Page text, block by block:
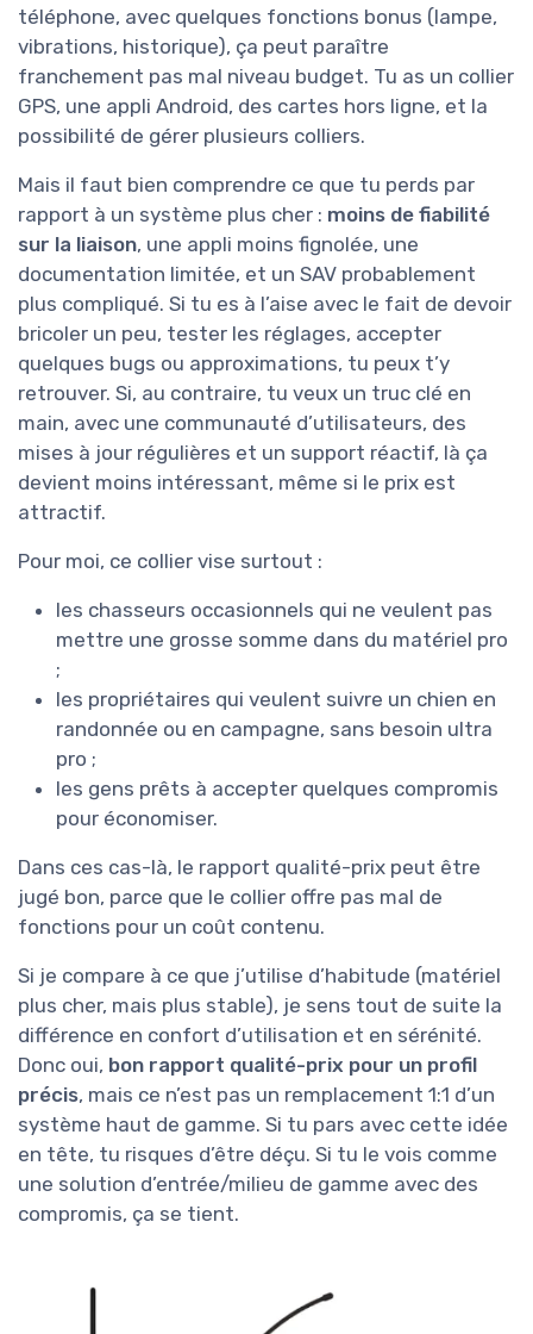
téléphone, avec quelques fonctions bonus (lampe,
vibrations, historique), ça peut paraître
franchement pas mal niveau budget. Tu as un collier
GPS, une appli Android, des cartes hors ligne, et la
possibilité de gérer plusieurs colliers.
Mais il faut bien comprendre ce que tu perds par
rapport à un système plus cher : moins de fiabilité
sur la liaison, une appli moins fignolée, une
documentation limitée, et un SAV probablement
plus compliqué. Si tu es à l’aise avec le fait de devoir
bricoler un peu, tester les réglages, accepter
quelques bugs ou approximations, tu peux t’y
retrouver. Si, au contraire, tu veux un truc clé en
main, avec une communauté d’utilisateurs, des
mises à jour régulières et un support réactif, là ça
devient moins intéressant, même si le prix est
attractif.
Pour moi, ce collier vise surtout :
les chasseurs occasionnels qui ne veulent pas
mettre une grosse somme dans du matériel pro
;
les propriétaires qui veulent suivre un chien en
randonnée ou en campagne, sans besoin ultra
pro ;
les gens prêts à accepter quelques compromis
pour économiser.
Dans ces cas-là, le rapport qualité-prix peut être
jugé bon, parce que le collier offre pas mal de
fonctions pour un coût contenu.
Si je compare à ce que j’utilise d’habitude (matériel
plus cher, mais plus stable), je sens tout de suite la
différence en confort d’utilisation et en sérénité.
Donc oui, bon rapport qualité-prix pour un profil
précis, mais ce n’est pas un remplacement 1:1 d’un
système haut de gamme. Si tu pars avec cette idée
en tête, tu risques d’être déçu. Si tu le vois comme
une solution d’entrée/milieu de gamme avec des
compromis, ça se tient.